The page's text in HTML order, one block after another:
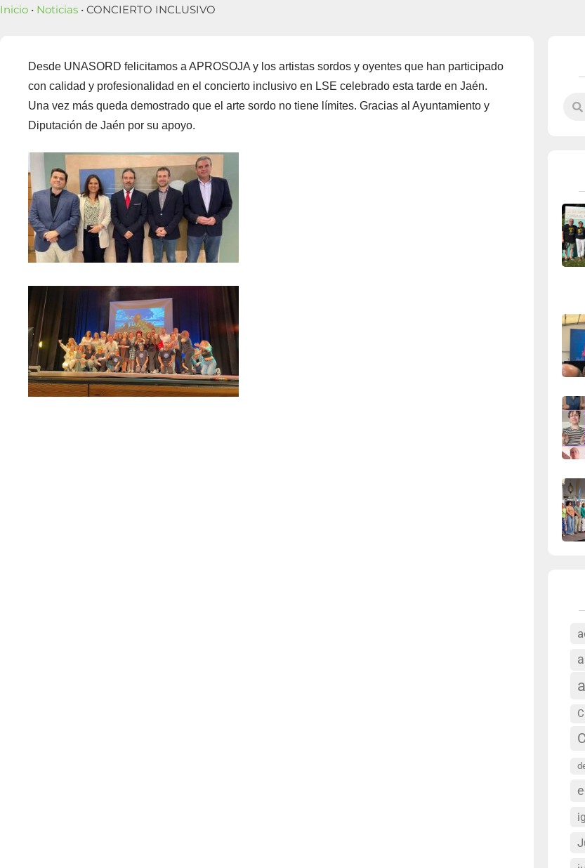
Inicio • Noticias • CONCIERTO INCLUSIVO
Desde UNASORD felicitamos a APROSOJA y los artistas sordos y oyentes que han participado
con calidad y profesionalidad en el concierto inclusivo en LSE celebrado esta tarde en Jaén.
Una vez más queda demostrado que el arte sordo no tiene límites. Gracias al Ayuntamiento y
Diputación de Jaén por su apoyo.